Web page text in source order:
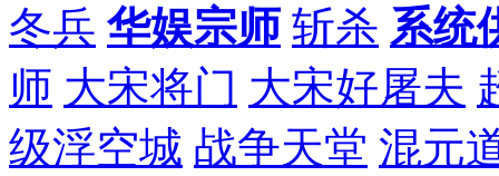
冬兵 华娱宗师 斩杀 系统
师 大宋将门 大宋好屠夫
级浮空城 战争天堂 混元